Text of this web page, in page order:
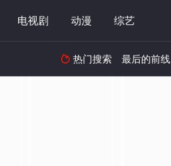
电视剧 动漫 综艺
 热门搜索 最后的前线